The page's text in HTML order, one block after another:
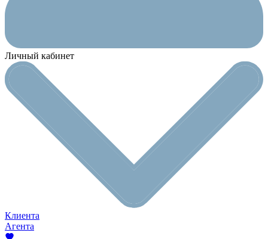
Личный кабинет
Клиента
Агента